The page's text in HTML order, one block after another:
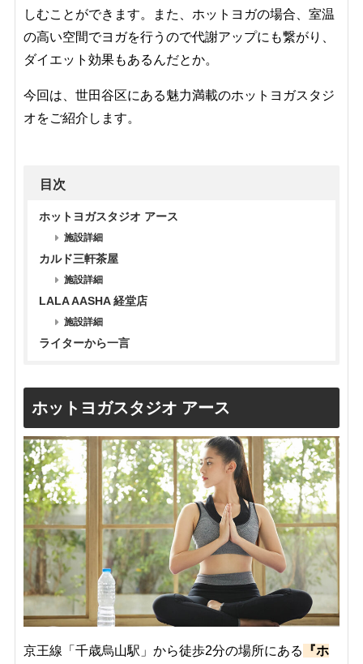
しむことができます。また、ホットヨガの場合、室温
の高い空間でヨガを行うので代謝アップにも繋がり、
ダイエット効果もあるんだとか。
今回は、世田谷区にある魅力満載のホットヨガスタジ
オをご紹介します。
目次
ホットヨガスタジオ アース
施設詳細
カルド三軒茶屋
施設詳細
LALA AASHA 経堂店
施設詳細
ライターから一言
ホットヨガスタジオ アース
京王線「千歳烏山駅」から徒歩2分の場所にある
『ホ